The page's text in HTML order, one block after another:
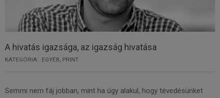
A hivatás igazsága, az igazság hivatása
KATEGÓRIA: EGYÉB PRINT
Semmi nem fáj jobban, mint ha úgy alakul, hogy tévedésünket